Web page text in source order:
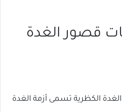
قصور الغدة
الكظرية تسمى أزمة الغدة